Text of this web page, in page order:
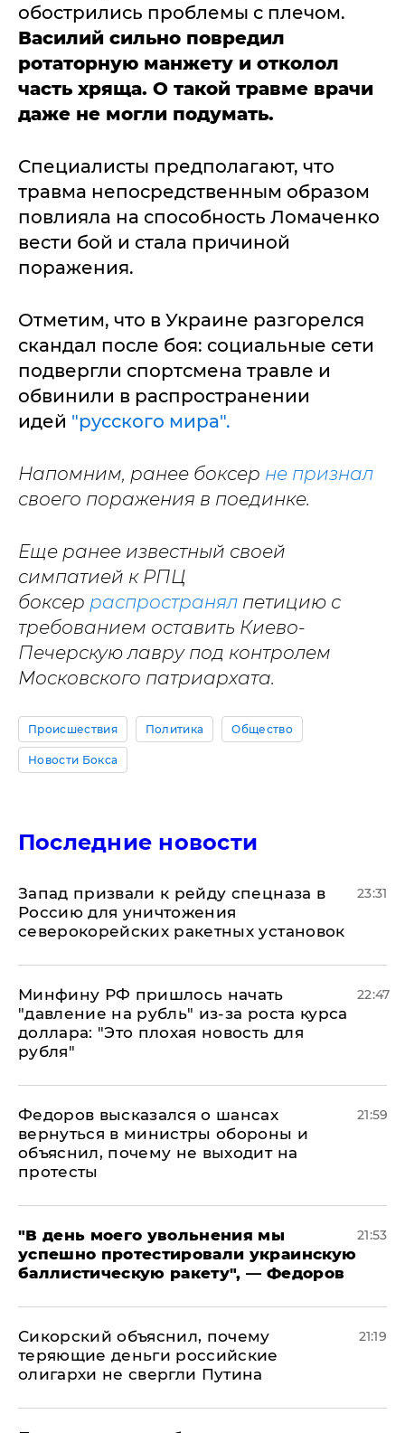
обострились проблемы с плечом.
Василий сильно повредил
ротаторную манжету и отколол
часть хряща. О такой травме врачи
даже не могли подумать.
Специалисты предполагают, что
травма непосредственным образом
повлияла на способность Ломаченко
вести бой и стала причиной
поражения.
Отметим, что в Украине разгорелся
скандал после боя: социальные сети
подвергли спортсмена травле и
обвинили в распространении
идей "русского мира".
Напомним, ранее боксер не признал
своего поражения в поединке.
Еще ранее известный своей
симпатией к РПЦ
боксер распространял петицию с
требованием оставить Киево-
Печерскую лавру под контролем
Московского патриархата.
Происшествия Политика Общество
Новости Бокса
Последние новости
Запад призвали к рейду спецназа в
Россию для уничтожения
северокорейских ракетных установок
23:31
Минфину РФ пришлось начать
"давление на рубль" из-за роста курса
доллара: "Это плохая новость для
рубля"
22:47
Федоров высказался о шансах
вернуться в министры обороны и
объяснил, почему не выходит на
протесты
21:59
​"В день моего увольнения мы
успешно протестировали украинскую
баллистическую ракету", — Федоров
21:53
Сикорский объяснил, почему
теряющие деньги российские
олигархи не свергли Путина
21:19